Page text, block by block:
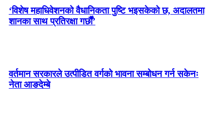
‘विशेष महाधिवेशनको वैधानिकता पुष्टि भइसकेको छ, अदालतमा
शानका साथ प्रतिरक्षा गर्छौं’
वर्तमान सरकारले उत्पीडित वर्गको भावना सम्बोधन गर्न सकेनः
नेता आङदेम्बे